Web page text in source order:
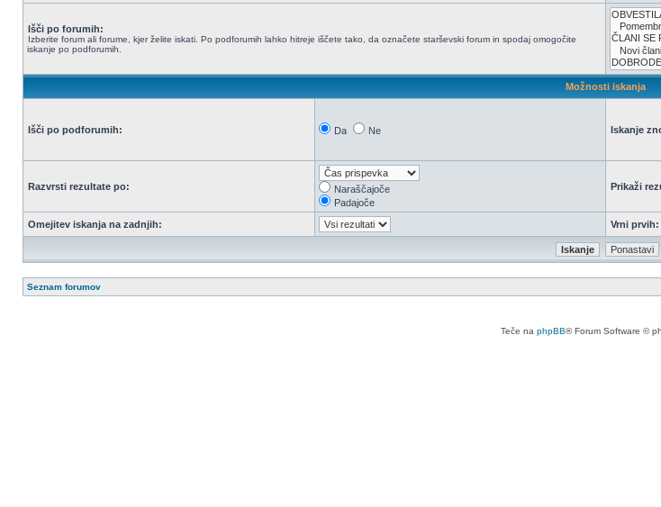
Išči po forumih:
Izberite forum ali forume, kjer želite iskati. Po podforumih lahko hitreje iščete tako, da označete starševski forum in spodaj omogočite
iskanje po podforumih.
Možnosti iskanja
Išči po podforumih: Da Ne Iskanje
Razvrsti rezultate po:
Naraščajoče
Padajoče
Prikaži
Omejitev iskanja na zadnjih: Vrni prvih:
Seznam forumov
Teče na phpBB® Forum Software ©